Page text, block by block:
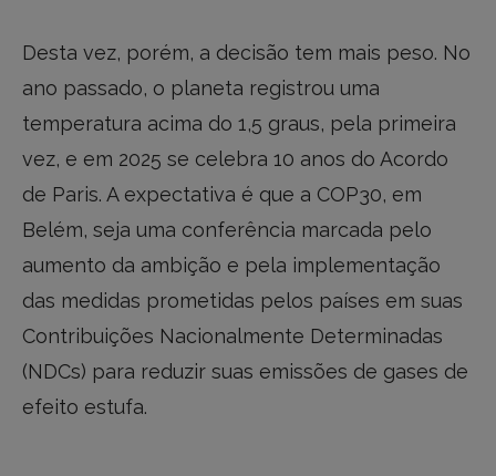
Desta vez, porém, a decisão tem mais peso. No
ano passado, o planeta registrou uma
temperatura acima do 1,5 graus, pela primeira
vez, e em 2025 se celebra 10 anos do Acordo
de Paris. A expectativa é que a COP30, em
Belém, seja uma conferência marcada pelo
aumento da ambição e pela implementação
das medidas prometidas pelos países em suas
Contribuições Nacionalmente Determinadas
(NDCs) para reduzir suas emissões de gases de
efeito estufa.